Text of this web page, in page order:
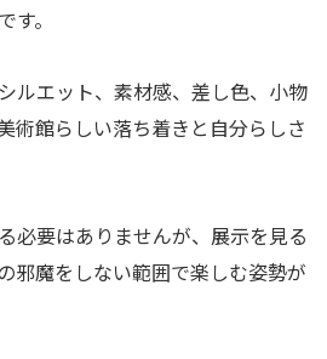
。
ルエット、素材感、差し色、小物
術館らしい落ち着きと自分らしさ
必要はありませんが、展示を見る
邪魔をしない範囲で楽しむ姿勢が